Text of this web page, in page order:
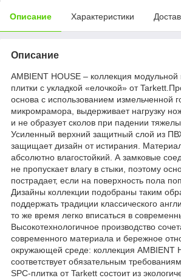
Описание Характеристики
Описание
AMBIENT HOUSE – коллекция модульной
плитки с укладкой «елочкой» от
основа с использованием измельченной
микромрамора, выдерживает нагрузку
и не образует сколов при падении
Усиленный верхний защитный слой из
защищает дизайн от истирания.
абсолютно влагостойкий. А замковые
не пропускает влагу в стыки, поэтому
пострадает, если на поверхность пола
Дизайны коллекции подобраны таким
поддержать традиции классического
то же время легко вписаться в
Высокотехнологичное производство
современного материала и бережное
окружающей среде: коллекция AMBIENT
соответствует обязательным
SPC-плитка от Tarkett состоит из